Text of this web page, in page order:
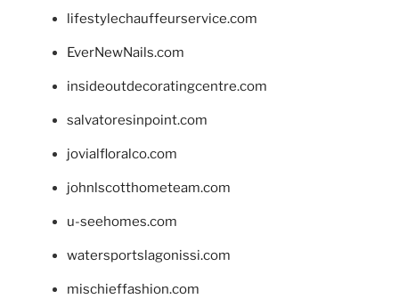
lifestylechauffeurservice.com
EverNewNails.com
insideoutdecoratingcentre.com
salvatoresinpoint.com
jovialfloralco.com
johnlscotthometeam.com
u-seehomes.com
watersportslagonissi.com
mischieffashion.com